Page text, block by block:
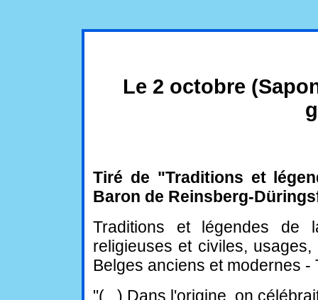
Le 2 octobre
Tiré de "Traditions et
Baron de Reinsberg-
Traditions et légendes de
religieuses et civiles,
Belges anciens et modernes
"(...) Dans l'origine, on